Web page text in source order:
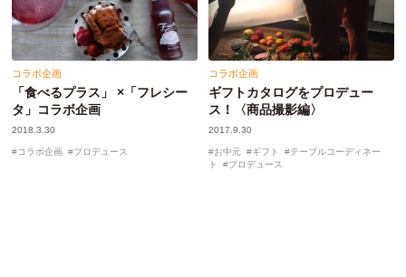
コラボ企画
「食べるプラス」 ×「フレシー
タ」コラボ企画
2018.3.30
コラボ企画 プロデュース
コラボ企画
ギフトカタログをプロデュー
ス！〈商品撮影編〉
2017.9.30
お中元 ギフト
テーブルコーディネー
ト
プロデュース